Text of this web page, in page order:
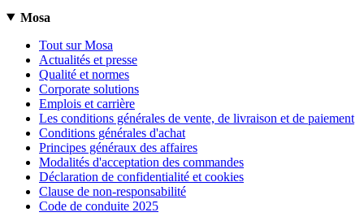
Mosa
Tout sur Mosa
Actualités et presse
Qualité et normes
Corporate solutions
Emplois et carrière
Les conditions générales de vente, de livraison et de paiement
Conditions générales d'achat
Principes généraux des affaires
Modalités d'acceptation des commandes
Déclaration de confidentialité et cookies
Clause de non-responsabilité
Code de conduite 2025